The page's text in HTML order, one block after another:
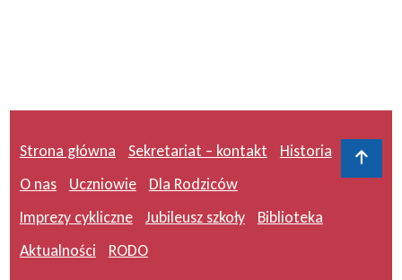
Strona główna Sekretariat – kontakt
Historia
O nas
Uczniowie
Dla Rodziców
Imprezy cykliczne
Jubileusz szkoły
Biblioteka
Aktualności
RODO
Do